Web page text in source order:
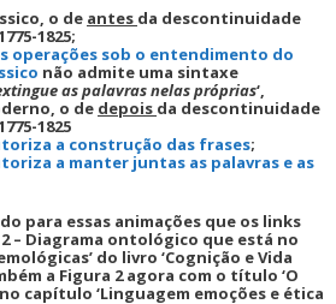
o de antes da descontinuidade
1825;
operações sob o entendimento do
não admite uma sintaxe
as palavras nelas próprias‘,
o de depois da descontinuidade
1825
a construção das frases;
a manter juntas as palavras e as
para essas animações que os links
2 – Diagrama ontológico que está no
do livro ‘Cognição e Vida
a Figura 2 agora com o título ‘O
capítulo ‘Linguagem emoções e ética